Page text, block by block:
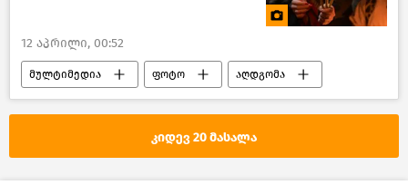
12 აპრილი, 00:52
მულტიმედია ფოტო აღდგომა
კიდევ 20 მასალა